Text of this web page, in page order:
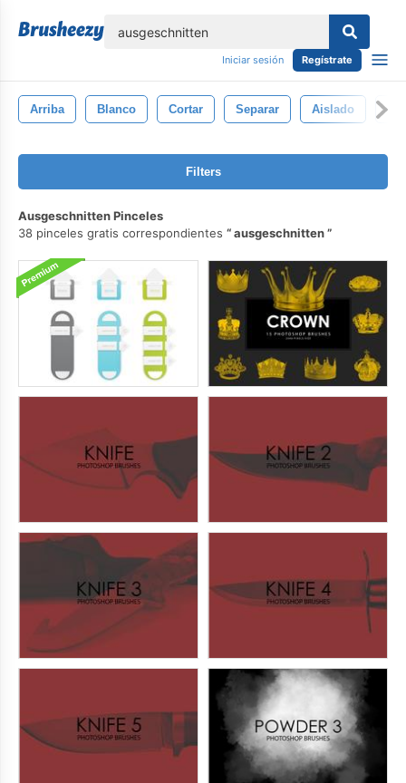
Iniciar sesión Regístrate
Arriba Blanco Cortar Separar Aislado
Filters
Ausgeschnitten Pinceles
38 pinceles gratis correspondientes
ausgeschnitten